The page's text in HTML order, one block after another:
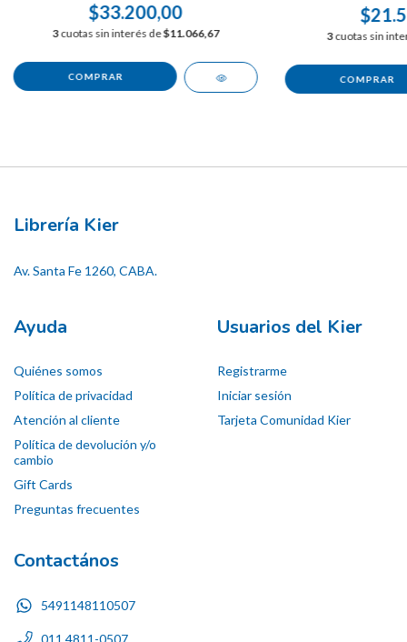
$33.200,00
3cuotas sin interés de$11.066,67 3cuotas sin
Librería Kier
Av. Santa Fe 1260, CABA.
Ayuda
Quiénes somos
Política de privacidad
Atención al cliente
Política de devolución y/o
cambio
Gift Cards
Preguntas frecuentes
Usuarios del Kier
Registrarme
Iniciar sesión
Tarjeta Comunidad Kier
Contactános
5491148110507
011 4811-0507